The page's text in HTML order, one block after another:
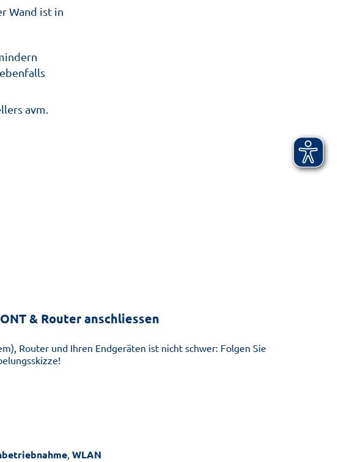
Wand ist in
avm.
& Router anschliessen
Router und Ihren Endgeräten ist nicht schwer: Folgen Sie
, WLAN